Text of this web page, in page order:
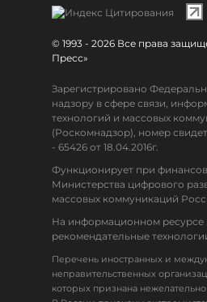
© 1993 - 2026 Все права
Пресс»
Зарегистрировано
надзору в сфере связи,
технологий и массовых
(Роскомнадзор), номер
- 65426 от 18.04.2016г.
Функционирует при
Министерства цифрового
массовых коммуникаций
На информационном ресурсе
рекомендательные
Перечень иностранных и
неправительственных
которых признана